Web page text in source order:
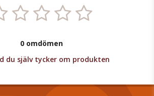
0 omdömen
du själv tycker om produkten